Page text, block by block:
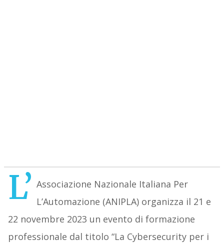
L’ Associazione Nazionale Italiana Per
L’Automazione (ANIPLA) organizza il 21 e
22 novembre 2023 un evento di formazione
professionale dal titolo “La Cybersecurity per i